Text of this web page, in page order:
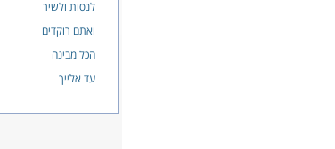
לנסות ולשיר
ואתם רוקדים
הכל מבינה
עד אלייך